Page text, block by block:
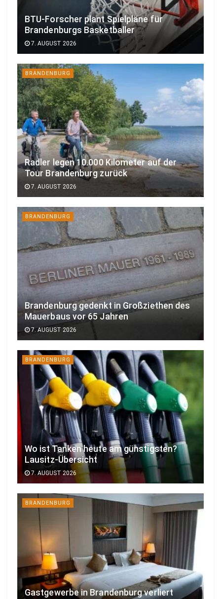
BTU-Forscher plant Spielpläne für
Brandenburgs Basketballer
7. AUGUST 2026
BRANDENBURG
Radler legen 10.000 Kilometer auf der
Tour Brandenburg zurück
7. AUGUST 2026
BRANDENBURG
Brandenburg gedenkt in Großziethen des
Mauerbaus vor 65 Jahren
7. AUGUST 2026
BRANDENBURG
Wo ist Tanken heute am günstigsten?
Lausitz-Übersicht
7. AUGUST 2026
BRANDENBURG
Gastgewerbe in Brandenburg verliert